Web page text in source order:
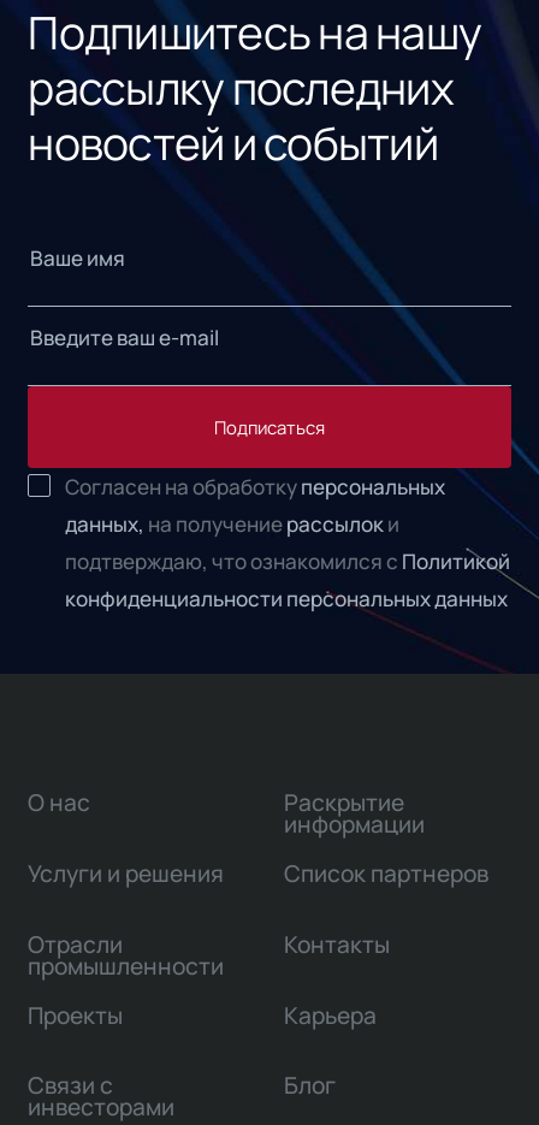
Подпишитесь на нашу
рассылку последних
новостей и событий
Подписаться
Согласен на обработкуперсональных
данных, на получениерассылоки
подтверждаю, что ознакомился с Политикой
конфиденциальности персональных данных
О нас
Услуги и решения
Отрасли
промышленности
Проекты
Связи с
инвесторами
Раскрытие
информации
Список партнеров
Контакты
Карьера
Блог